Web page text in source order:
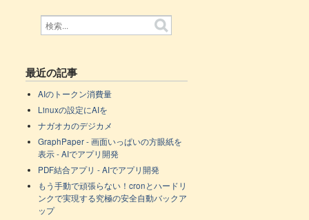
最近の記事
AIのトークン消費量
Linuxの設定にAIを
ナガオカのデジカメ
GraphPaper - 画面いっぱいの方眼紙を
表示 - AIでアプリ開発
PDF結合アプリ - AIでアプリ開発
もう手動で頑張らない！cronとハードリ
ンクで実現する究極の安全自動バックア
ップ